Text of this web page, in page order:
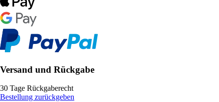
Versand und Rückgabe
30 Tage Rückgaberecht
Bestellung zurückgeben